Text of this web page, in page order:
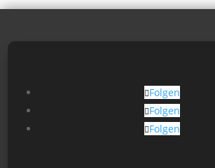
Folgen
Folgen
Folgen